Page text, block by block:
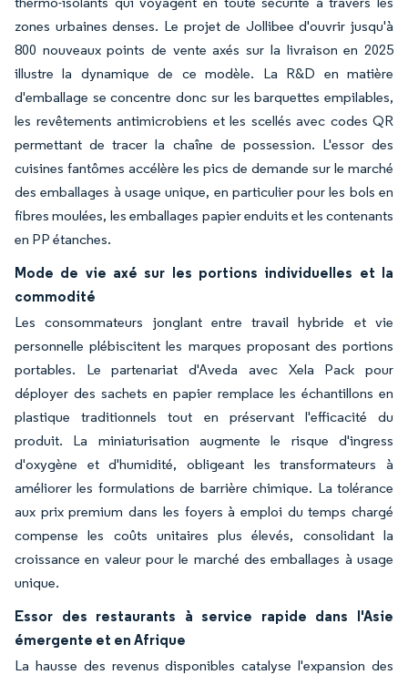
zones urbaines denses. Le projet de Jollibee d'ouvrir jusqu'à
800 nouveaux points de vente axés sur la livraison en 2025
illustre la dynamique de ce modèle. La R&D en matière
d'emballage se concentre donc sur les barquettes empilables,
les revêtements antimicrobiens et les scellés avec codes QR
permettant de tracer la chaîne de possession. L'essor des
cuisines fantômes accélère les pics de demande sur le marché
des emballages à usage unique, en particulier pour les bols en
fibres moulées, les emballages papier enduits et les contenants
en PP étanches.
Mode de vie axé sur les portions individuelles et la
commodité
Les consommateurs jonglant entre travail hybride et vie
personnelle plébiscitent les marques proposant des portions
portables. Le partenariat d'Aveda avec Xela Pack pour
déployer des sachets en papier remplace les échantillons en
plastique traditionnels tout en préservant l'efficacité du
produit. La miniaturisation augmente le risque d'ingress
d'oxygène et d'humidité, obligeant les transformateurs à
améliorer les formulations de barrière chimique. La tolérance
aux prix premium dans les foyers à emploi du temps chargé
compense les coûts unitaires plus élevés, consolidant la
croissance en valeur pour le marché des emballages à usage
unique.
Essor des restaurants à service rapide dans l'Asie
émergente et en Afrique
La hausse des revenus disponibles catalyse l'expansion des